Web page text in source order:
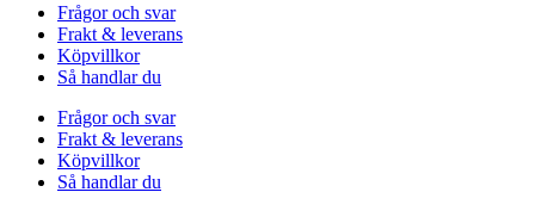
Frågor och svar
Frakt & leverans
Köpvillkor
Så handlar du
Frågor och svar
Frakt & leverans
Köpvillkor
Så handlar du